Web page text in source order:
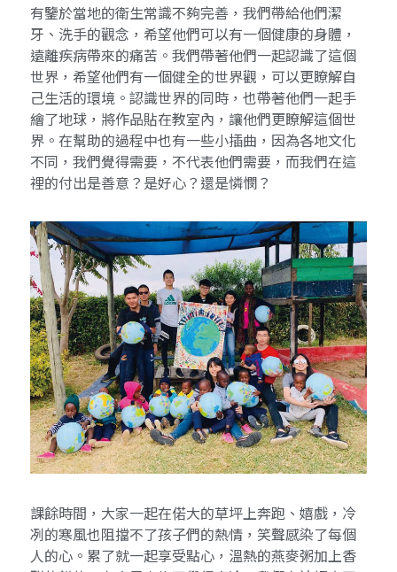
有鑒於當地的衛生常識不夠完善，我們帶給他們潔
牙、洗手的觀念，希望他們可以有一個健康的身體，
遠離疾病帶來的痛苦。我們帶著他們一起認識了這個
世界，希望他們有一個健全的世界觀，可以更瞭解自
己生活的環境。認識世界的同時，也帶著他們一起手
繪了地球，將作品貼在教室內，讓他們更瞭解這個世
界。在幫助的過程中也有一些小插曲，因為各地文化
不同，我們覺得需要，不代表他們需要，而我們在這
裡的付出是善意？是好心？還是憐憫？
課餘時間，大家一起在偌大的草坪上奔跑、嬉戲，冷
冽的寒風也阻擋不了孩子們的熱情，笑聲感染了每個
人的心。累了就一起享受點心，溫熱的燕麥粥加上香